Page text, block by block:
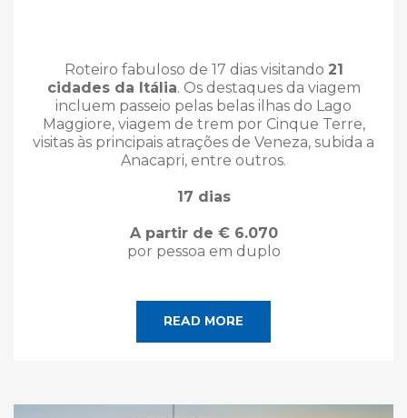
Roteiro fabuloso de 17 dias visitando 21
cidades da Itália. Os destaques da viagem
incluem passeio pelas belas ilhas do Lago
Maggiore, viagem de trem por Cinque Terre,
visitas às principais atrações de Veneza, subida a
Anacapri, entre outros.
17 dias
A partir de € 6.070
por pessoa em duplo
READ MORE